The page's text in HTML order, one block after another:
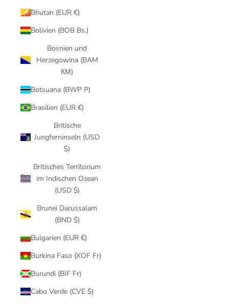
Bhutan (EUR €)
Bolivien (BOB Bs.)
Bosnien und
Herzegowina (BAM
КМ)
Botsuana (BWP P)
Brasilien (EUR €)
Britische
Jungferninseln (USD
$)
Britisches Territorium
im Indischen Ozean
(USD $)
Brunei Darussalam
(BND $)
Bulgarien (EUR €)
Burkina Faso (XOF Fr)
Burundi (BIF Fr)
Cabo Verde (CVE $)